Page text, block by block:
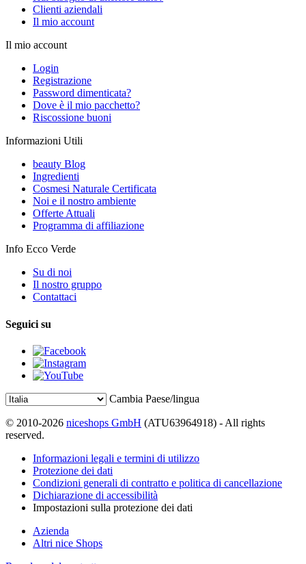
Clienti aziendali
Il mio account
Il mio account
Login
Registrazione
Password dimenticata?
Dove è il mio pacchetto?
Riscossione buoni
Informazioni Utili
beauty Blog
Ingredienti
Cosmesi Naturale Certificata
Noi e il nostro ambiente
Offerte Attuali
Programma di affiliazione
Info Ecco Verde
Su di noi
Il nostro gruppo
Contattaci
Seguici su
Cambia Paese/lingua
© 2010-2026 niceshops GmbH (ATU63964918) - All rights
reserved.
Informazioni legali e termini di utilizzo
Protezione dei dati
Condizioni generali di contratto e politica di cancellazione
Dichiarazione di accessibilità
Impostazioni sulla protezione dei dati
Azienda
Altri nice Shops